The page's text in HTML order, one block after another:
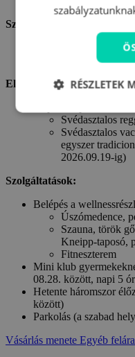
Szállás:
Szállás egy Ön által
Zirm-Cristal ****
Ellátás:
Svédasztalos
Svédasztalos
egyszer
2026.09.19-ig)
Szolgáltatások:
Belépés a
Úszómedence,
Szauna, török
Kneipp-taposó,
Fitneszterem
Mini klub
08.28. között, napi 5
Hetente háromszor
között)
Parkolás (a szabad
Vásárlás menete Egyéb
RÉSZLETEK